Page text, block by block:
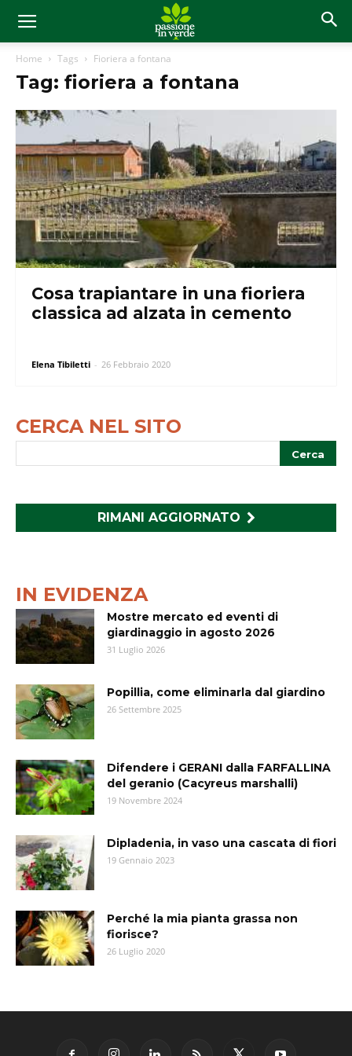
Home Tags Fioriera a fontana
Tag: fioriera a fontana
Cosa trapiantare in una fioriera
classica ad alzata in cemento
Elena Tibiletti - 26 Febbraio 2020
CERCA NEL SITO
RIMANI AGGIORNATO
IN EVIDENZA
Mostre mercato ed eventi di
giardinaggio in agosto 2026
31 Luglio 2026
Popillia, come eliminarla dal giardino
26 Settembre 2025
Difendere i GERANI dalla FARFALLINA
del geranio (Cacyreus marshalli)
19 Novembre 2024
Dipladenia, in vaso una cascata di fiori
19 Gennaio 2023
Perché la mia pianta grassa non
fiorisce?
26 Luglio 2020